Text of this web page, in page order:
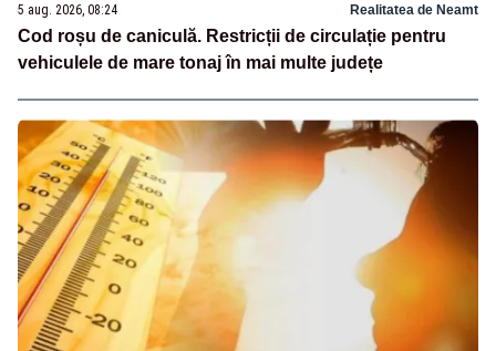
5 aug. 2026, 08:24 Realitatea de Neamt
Cod roșu de caniculă. Restricții de circulație pentru
vehiculele de mare tonaj în mai multe județe